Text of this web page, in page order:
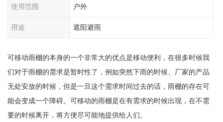
使用范围 户外
用途 遮阳避雨
可移动雨棚的本身的一个非常大的优点是移动便利，在很多时候我
们对于雨棚的需求是暂时性了，例如突然下雨的时候、厂家的产品
无处安放的时候，但是一旦这个需求时间过去的话，雨棚的存在可
能会变成一个障碍。可移动的雨棚是在有需求的时候出现，在不需
要的时候离开，将方便尽可能地提供给人们。